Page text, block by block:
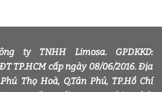
ty TNHH Limosa. GPDKKD:
TP.HCM cấp ngày 08/06/2016. Địa
Thọ Hoà, Q.Tân Phú, TP.Hồ Chí